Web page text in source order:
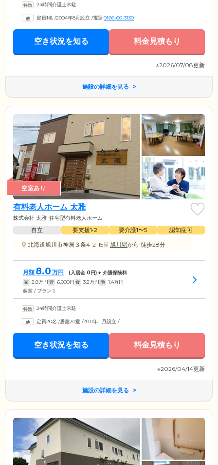
24時間介護士常駐
定員1名 /2004年8月設立 /電話0166-60-3130
空き状況を知る 料金見積もり
※2026/07/08更新
施設の詳細を見る
空室あり
有料老人ホーム 太雅
株式会社 太雅 住宅型有料老人ホーム
自立 要支援1•2 要介護1〜5
認知症可
北海道旭川市神居３条4-2-15
旭川駅から 徒歩28分
月額 8.0 万円 (入居金 0円) + 介護保険料
家 2.8万円 管 6,000円 食 3.2万円 他 1.4万円
個室 / プラン１
24時間介護士常駐
定員20名 /居室20室 /2011年11月設立 /
空き状況を知る 料金見積もり
※2026/04/14更新
施設の詳細を見る